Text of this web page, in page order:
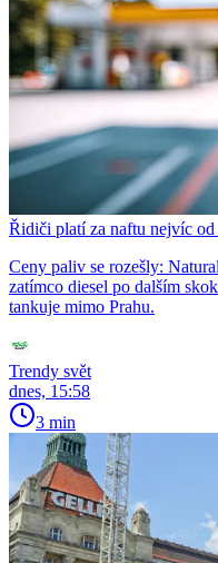
Řidiči platí za naftu nejvíc
Ceny paliv se rozešly:
zatímco diesel po dalším
tankuje mimo Prahu.
Trendy svět
dnes, 15:58
3 min